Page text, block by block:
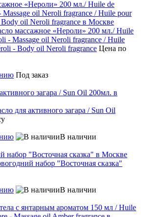
массажное «Нероли» 200 мл./ Huile
- Massage oil Neroli fragrance / Huile
- Body oil Neroli fragrance Цена по
Под заказ
для активного загара / Sun Oil
В наличии
набор "Восточная сказка"
В наличии